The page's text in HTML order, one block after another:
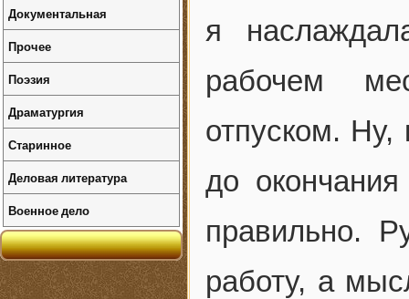
я
рабочем
отпуском.
до
правильно.
работу, а
Документальная
Прочее
Поэзия
Драматургия
Старинное
Деловая литература
Военное дело